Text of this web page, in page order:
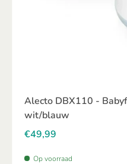
Alecto DBX110 -
wit/blauw
€49,99
Op voorraad